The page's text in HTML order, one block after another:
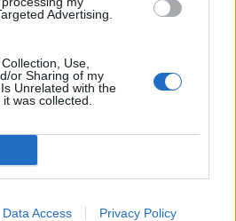
Advertising.
Use,
or Sharing of my
Unrelated with the
was collected.
Data Access Privacy Policy